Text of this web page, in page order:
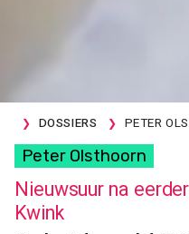
DOSSIERS PETER
Peter Olsthoorn
Nieuwsuur na
Kwink